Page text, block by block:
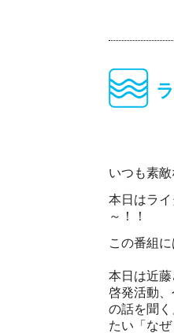
いつも素
本日はラ
～！！
この番組
本日は近
啓発活動
の話を聞
たい「な